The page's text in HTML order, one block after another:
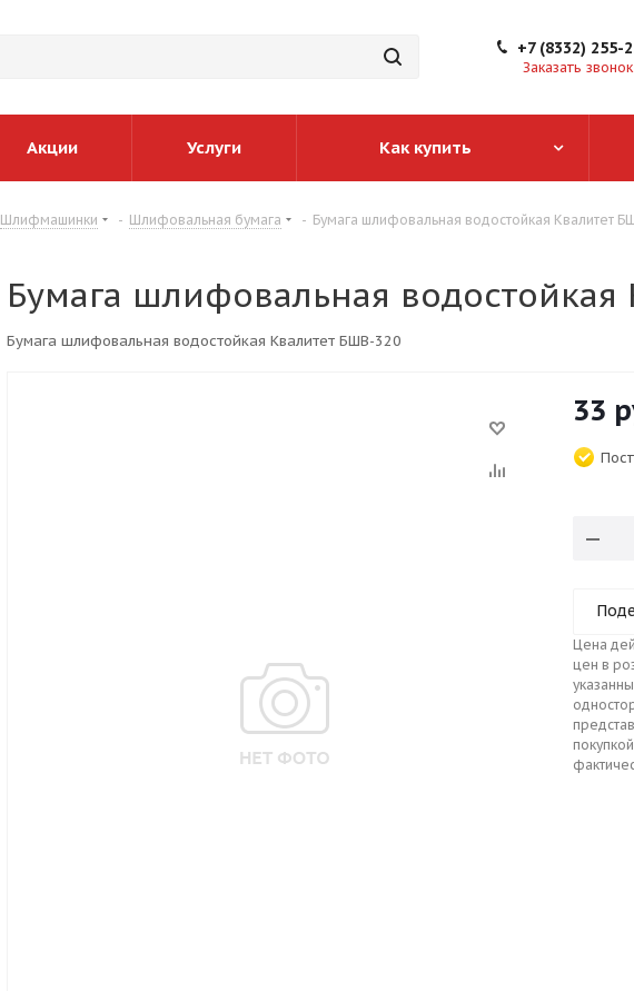
+7 (8332) 255-
Заказать звонок
Акции Услуги Как купить
Шлифмашинки - Шлифовальная бумага - Бумага шлифовальная водостойкая Квалитет
Бумага шлифовальная
Бумага шлифовальная водостойкая Квалитет БШВ-320
33
Цена
цен в